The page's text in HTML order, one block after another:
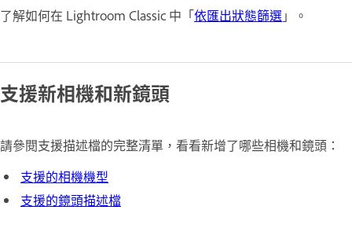
了解如何在 Lightroom Classic 中「依匯出狀態篩選」。
支援新相機和新鏡頭
請參閱支援描述檔的完整清單，看看新增了哪些相機和鏡頭：
支援的相機機型
支援的鏡頭描述檔